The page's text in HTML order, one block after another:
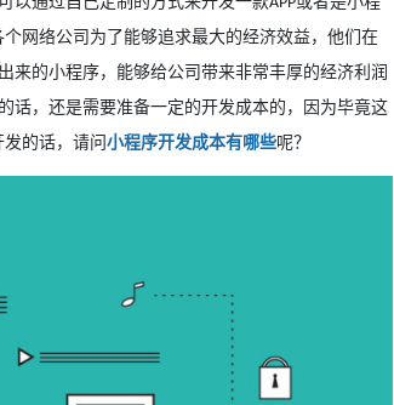
网络公司为了能够追求最大的经济效益，他们在
来的小程序，能够给公司带来非常丰厚的经济利润
话，还是需要准备一定的开发成本的，因为毕竟这
的话，请问 小程序开发成本有哪些呢？